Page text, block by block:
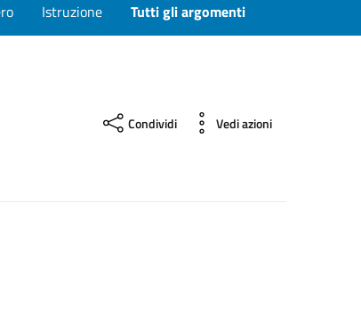
Istruzione Tutti gli argomenti
Condividi Vedi azioni